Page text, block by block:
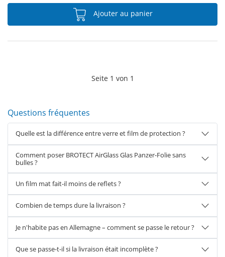
Ajouter au panier
Seite 1 von 1
Questions fréquentes
Quelle est la différence entre verre et film de protection ?
Comment poser BROTECT AirGlass Glas Panzer-Folie sans
bulles ?
Un film mat fait-il moins de reflets ?
Combien de temps dure la livraison ?
Je n'habite pas en Allemagne – comment se passe le retour ?
Que se passe-t-il si la livraison était incomplète ?